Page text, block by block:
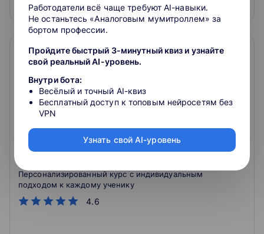
На сайт курса
Продвинутый курс подготовки. Сдайте
ЕГЭ и поступите на бюджет без стресса.
4.6
Персонализированный курс с индивидуальным
подходом к каждому ученику
Работодатели всё чаще требуют AI-навыки.
Не останьтесь «Аналоговым мумитроллем» за
бортом профессии.
Пройдите быстрый 3-минутный квиз и узнайте
свой реальный AI-уровень.
Внутри бота:
Весёлый и точный AI-квиз
Бесплатный доступ к топовым нейросетям без
VPN
Узнать свой AI-уровень